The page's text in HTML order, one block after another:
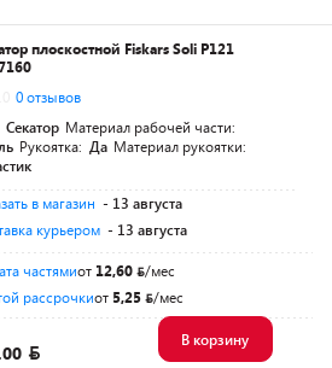
плоскостной Fiskars Soli P121
0 отзывов
Секатор Материал рабочей части:
Рукоятка: Да Материал рукоятки:
в магазин - 13 августа
курьером - 13 августа
частямиот 12,60
/мес
рассрочкиот 5,25 /мес
00
В корзину